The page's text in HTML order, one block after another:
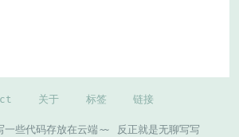
关于 标签 链接
一些代码存放在云端~~ 反正就是无聊写写